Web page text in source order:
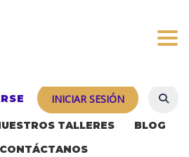
INICIAR SESIÓN
TALLERES
BLOG
CONTÁCTANOS